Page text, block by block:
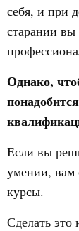
себя, и при
старании вы
Однако,
Если вы
умении, вам
курсы.
Сделать это